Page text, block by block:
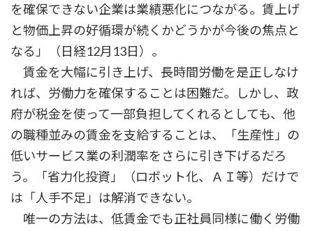
を確保できない企業は業績悪化につながる。賃上げ
と物価上昇の好循環が続くかどうかが今後の焦点と
なる」（日経12月13日）。
賃金を大幅に引き上げ、長時間労働を是正しなけ
れば、労働力を確保することは困難だ。しかし、政
府が税金を使って一部負担してくれるとしても、他
の職種並みの賃金を支給することは、「生産性」の
低いサービス業の利潤率をさらに引き下げるだろ
う。「省力化投資」（ロボット化、ＡＩ等）だけで
は「人手不足」は解消できない。
唯一の方法は、低賃金でも正社員同様に働く労働